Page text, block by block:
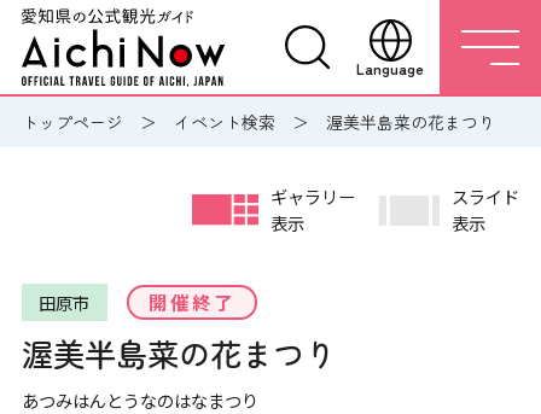
Language
トップページ イベント検索 渥美半島菜の花まつり
田原市 開催終了
渥美半島菜の花まつり
あつみはんとうなのはなまつり
ギャラリー
表示
スライド
表示